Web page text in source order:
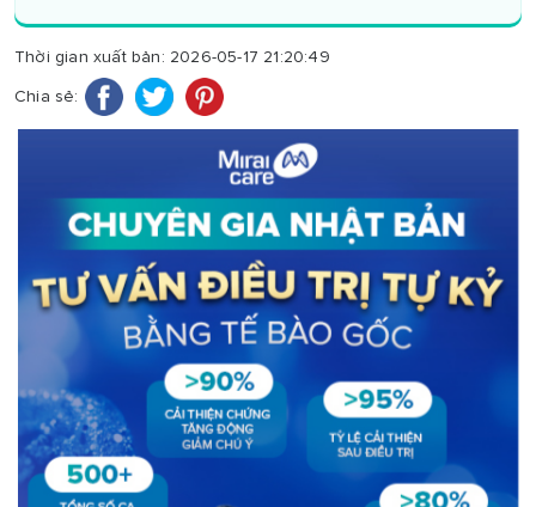
Thời gian xuất bản: 2026-05-17 21:20:49
Chia sẻ: